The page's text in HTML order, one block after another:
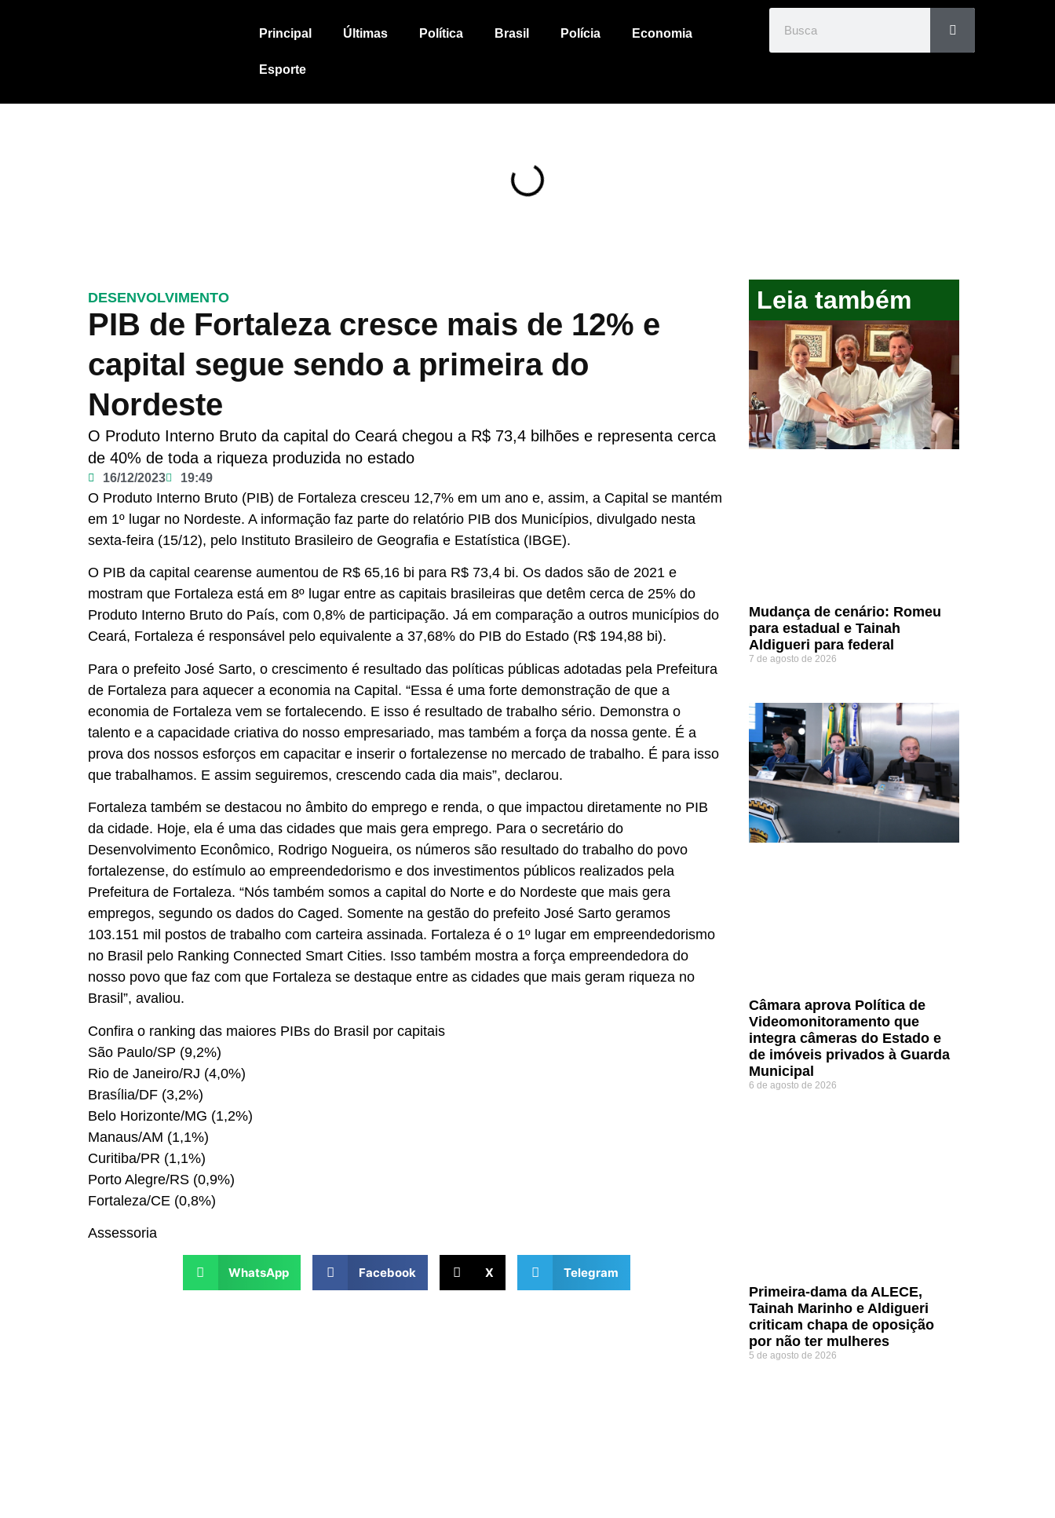
Principal Últimas Política Brasil Polícia Economia
Esporte
DESENVOLVIMENTO
PIB de Fortaleza cresce mais de 12% e
capital segue sendo a primeira do
Nordeste
O Produto Interno Bruto da capital do Ceará chegou a R$ 73,4 bilhões e representa cerca
de 40% de toda a riqueza produzida no estado
16/12/2023 19:49
O Produto Interno Bruto (PIB) de Fortaleza cresceu 12,7% em um ano e, assim, a Capital se mantém
em 1º lugar no Nordeste. A informação faz parte do relatório PIB dos Municípios, divulgado nesta
sexta-feira (15/12), pelo Instituto Brasileiro de Geografia e Estatística (IBGE).
O PIB da capital cearense aumentou de R$ 65,16 bi para R$ 73,4 bi. Os dados são de 2021 e
mostram que Fortaleza está em 8º lugar entre as capitais brasileiras que detêm cerca de 25% do
Produto Interno Bruto do País, com 0,8% de participação. Já em comparação a outros municípios do
Ceará, Fortaleza é responsável pelo equivalente a 37,68% do PIB do Estado (R$ 194,88 bi).
Para o prefeito José Sarto, o crescimento é resultado das políticas públicas adotadas pela Prefeitura
de Fortaleza para aquecer a economia na Capital. “Essa é uma forte demonstração de que a
economia de Fortaleza vem se fortalecendo. E isso é resultado de trabalho sério. Demonstra o
talento e a capacidade criativa do nosso empresariado, mas também a força da nossa gente. É a
prova dos nossos esforços em capacitar e inserir o fortalezense no mercado de trabalho. É para isso
que trabalhamos. E assim seguiremos, crescendo cada dia mais”, declarou.
Fortaleza também se destacou no âmbito do emprego e renda, o que impactou diretamente no PIB
da cidade. Hoje, ela é uma das cidades que mais gera emprego. Para o secretário do
Desenvolvimento Econômico, Rodrigo Nogueira, os números são resultado do trabalho do povo
fortalezense, do estímulo ao empreendedorismo e dos investimentos públicos realizados pela
Prefeitura de Fortaleza. “Nós também somos a capital do Norte e do Nordeste que mais gera
empregos, segundo os dados do Caged. Somente na gestão do prefeito José Sarto geramos
103.151 mil postos de trabalho com carteira assinada. Fortaleza é o 1º lugar em empreendedorismo
no Brasil pelo Ranking Connected Smart Cities. Isso também mostra a força empreendedora do
nosso povo que faz com que Fortaleza se destaque entre as cidades que mais geram riqueza no
Brasil”, avaliou.
Confira o ranking das maiores PIBs do Brasil por capitais
São Paulo/SP (9,2%)
Rio de Janeiro/RJ (4,0%)
Brasília/DF (3,2%)
Belo Horizonte/MG (1,2%)
Manaus/AM (1,1%)
Curitiba/PR (1,1%)
Porto Alegre/RS (0,9%)
Fortaleza/CE (0,8%)
Assessoria
WhatsApp Facebook X Telegram
Leia também
Mudança de cenário: Romeu
para estadual e Tainah
Aldigueri para federal
7 de agosto de 2026
Câmara aprova Política de
Videomonitoramento que
integra câmeras do Estado e
de imóveis privados à Guarda
Municipal
6 de agosto de 2026
Primeira-dama da ALECE,
Tainah Marinho e Aldigueri
criticam chapa de oposição
por não ter mulheres
5 de agosto de 2026